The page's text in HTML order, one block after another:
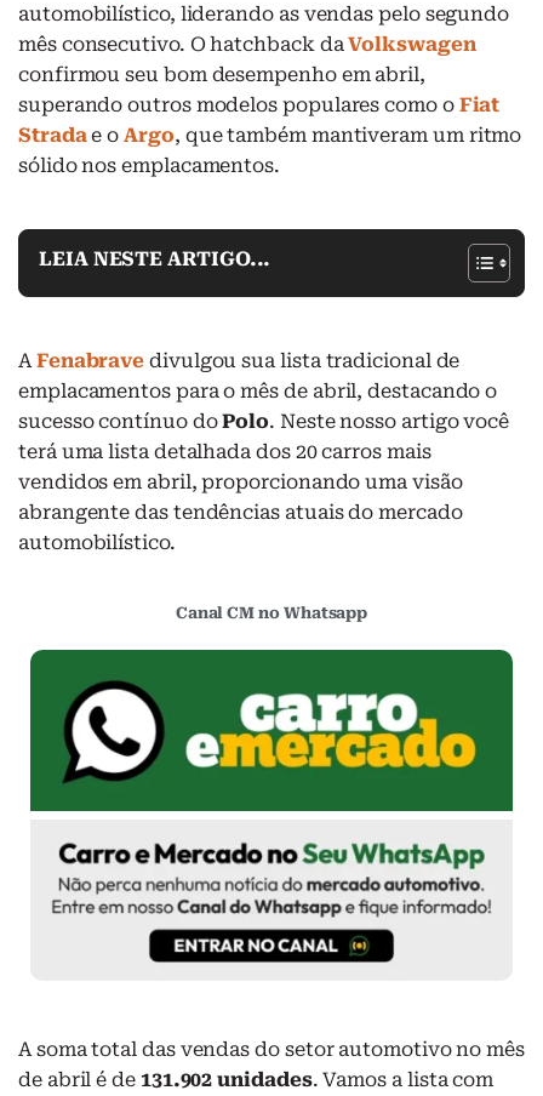
automobilístico, liderando as vendas pelo segundo
mês consecutivo. O hatchback daVolkswagen
confirmou seu bom desempenho em abril,
superando outros modelos populares como o Fiat
Stradae oArgo, que também mantiveram um ritmo
sólido nos emplacamentos.
LEIA NESTE ARTIGO...
A Fenabrave divulgou sua lista tradicional de
emplacamentos para o mês de abril, destacando o
sucesso contínuo doPolo. Neste nosso artigo você
terá uma lista detalhada dos 20 carros mais
vendidos em abril, proporcionando uma visão
abrangente das tendências atuais do mercado
automobilístico.
Canal CM no Whatsapp
A soma total das vendas do setor automotivo no mês
de abril é de 131.902 unidades. Vamos a lista com